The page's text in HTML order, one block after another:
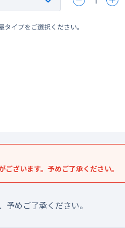
イプをご選択ください。
ざいます。予めご了承ください。
めご了承ください。